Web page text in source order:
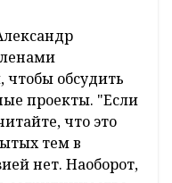
чтобы обсудить
проекты. "Если
что это
тем в
нет. Наоборот,